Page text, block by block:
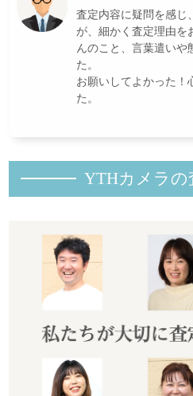
査定内容に疑問を感じ
が、細かく査定理由を
んのこと、言葉遣いや
た。
お願いしてよかった！
た。
YTHカメラの